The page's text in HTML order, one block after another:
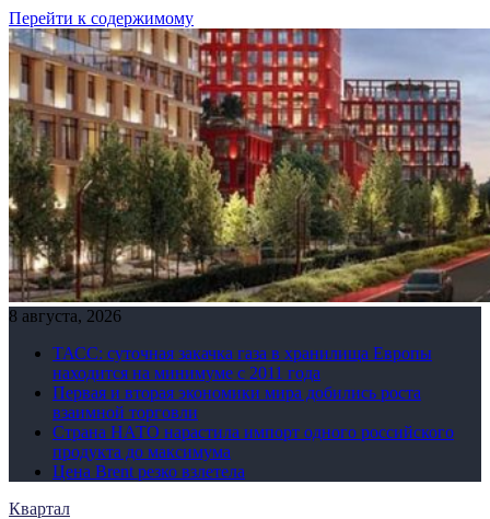
Перейти к содержимому
8 августа, 2026
ТАСС: суточная закачка газа в хранилища Европы
находится на минимуме с 2011 года
Первая и вторая экономики мира добились роста
взаимной торговли
Страна НАТО нарастила импорт одного российского
продукта до максимума
Цена Brent резко взлетела
Квартал